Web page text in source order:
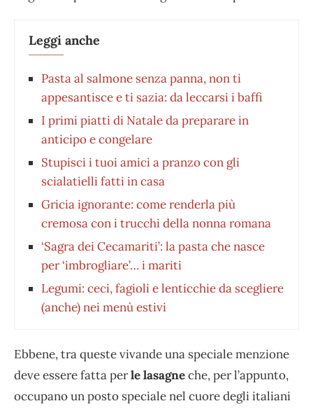
Leggi anche
Pasta al salmone senza panna, non ti
appesantisce e ti sazia: da leccarsi i baffi
I primi piatti di Natale da preparare in
anticipo e congelare
Stupisci i tuoi amici a pranzo con gli
scialatielli fatti in casa
Gricia ignorante: come renderla più
cremosa con i trucchi della nonna romana
‘Sagra dei Cecamariti’: la pasta che nasce
per ‘imbrogliare’… i mariti
Legumi: ceci, fagioli e lenticchie da scegliere
(anche) nei menù estivi
Ebbene, tra queste vivande una speciale menzione
deve essere fatta perle lasagneche, per l’appunto,
occupano un posto speciale nel cuore degli italiani